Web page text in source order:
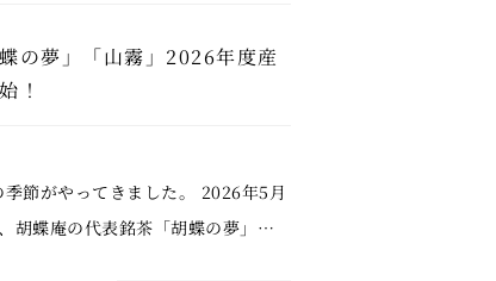
の夢」「山霧」2026年度産
！
節がやってきました。 2026年5月
胡蝶庵の代表銘茶「胡蝶の夢」